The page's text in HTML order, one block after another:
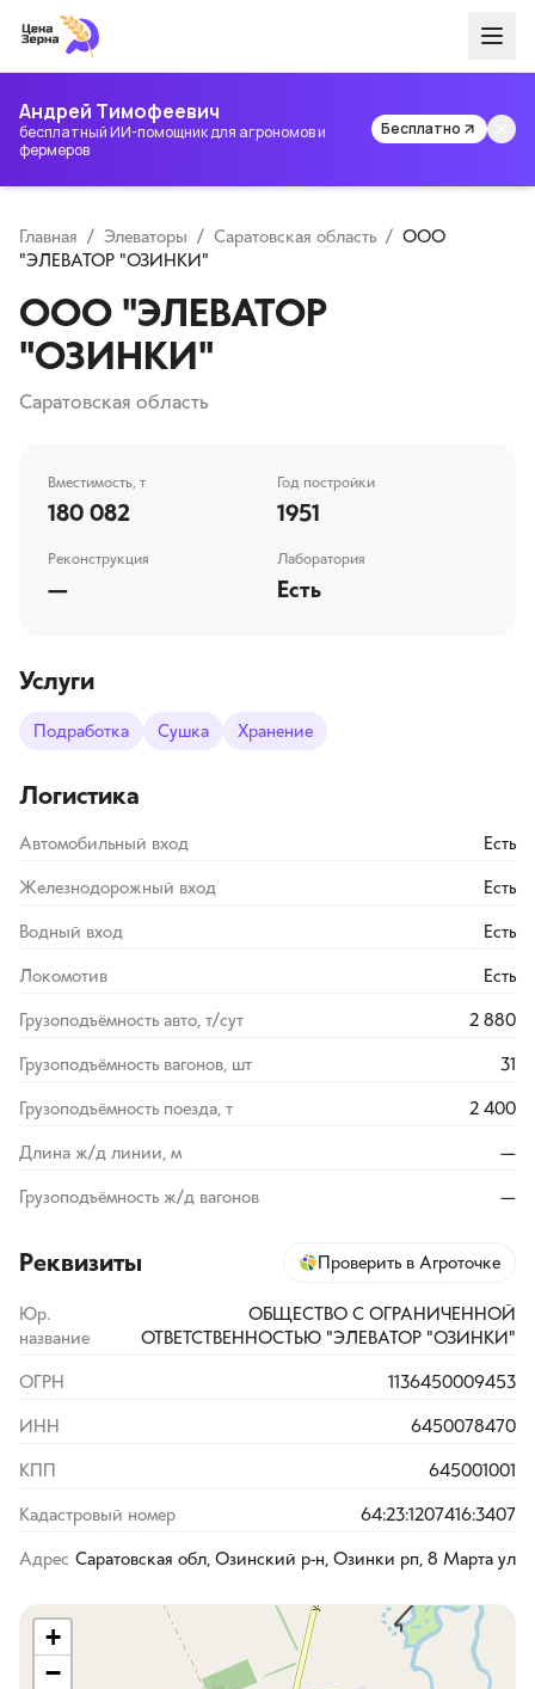
Андрей Тимофеевич
бесплатный ИИ-помощник для агрономов и
фермеров
Бесплатно
Главная / Элеваторы / Саратовская область / ООО
"ЭЛЕВАТОР "ОЗИНКИ"
ООО "ЭЛЕВАТОР
"ОЗИНКИ"
Саратовская область
Вместимость, т
180 082
Год постройки
1951
Реконструкция
—
Лаборатория
Есть
Услуги
Подработка Сушка Хранение
Логистика
Автомобильный вход Есть
Железнодорожный вход Есть
Водный вход Есть
Локомотив Есть
Грузоподъёмность авто, т/сут 2 880
Грузоподъёмность вагонов, шт 31
Грузоподъёмность поезда, т 2 400
Длина ж/д линии, м —
Грузоподъёмность ж/д вагонов —
Реквизиты Проверить в Агроточке
Юр.
название
ОБЩЕСТВО С ОГРАНИЧЕННОЙ
ОТВЕТСТВЕННОСТЬЮ "ЭЛЕВАТОР "ОЗИНКИ"
ОГРН 1136450009453
ИНН 6450078470
КПП 645001001
Кадастровый номер 64:23:1207416:3407
Адрес Саратовская обл, Озинский р-н, Озинки рп, 8 Марта ул
+
−